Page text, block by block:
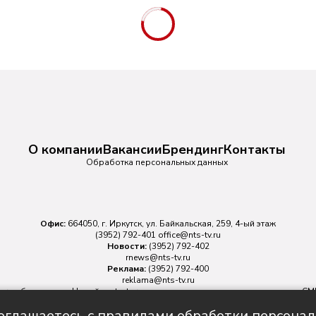
О компанииВакансииБрендингКонтакты
Обработка персональных данных
Офис: 664050, г. Иркутск, ул. Байкальская, 259, 4-ый этаж
(3952) 792-401 office@nts-tv.ru
Новости: (3952) 792-402
rnews@nts-tv.ru
Реклама: (3952) 792-400
reklama@nts-tv.ru
обязательна. На сайте nts-tv.ru размещаются в том числе материалы